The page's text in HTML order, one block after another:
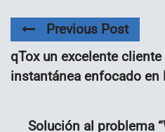
Previous Post
qTox un excelente
instantánea enfocado en
Solución al problema